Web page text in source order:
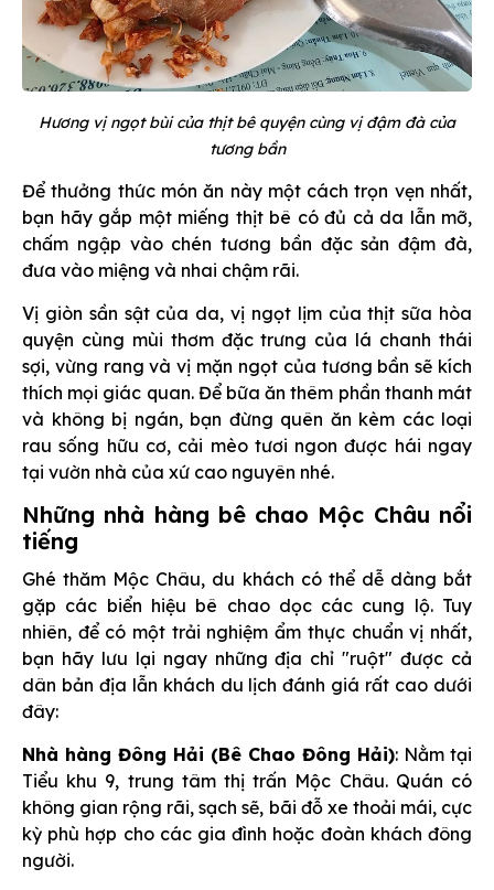
Hương vị ngọt bùi của thịt bê quyện cùng vị đậm đà của
tương bần
Để thưởng thức món ăn này một cách trọn vẹn nhất,
bạn hãy gắp một miếng thịt bê có đủ cả da lẫn mỡ,
chấm ngập vào chén tương bần đặc sản đậm đà,
đưa vào miệng và nhai chậm rãi.
Vị giòn sần sật của da, vị ngọt lịm của thịt sữa hòa
quyện cùng mùi thơm đặc trưng của lá chanh thái
sợi, vừng rang và vị mặn ngọt của tương bần sẽ kích
thích mọi giác quan. Để bữa ăn thêm phần thanh mát
và không bị ngán, bạn đừng quên ăn kèm các loại
rau sống hữu cơ, cải mèo tươi ngon được hái ngay
tại vườn nhà của xứ cao nguyên nhé.
Những nhà hàng bê chao Mộc Châu nổi
tiếng
Ghé thăm Mộc Châu, du khách có thể dễ dàng bắt
gặp các biển hiệu bê chao dọc các cung lộ. Tuy
nhiên, để có một trải nghiệm ẩm thực chuẩn vị nhất,
bạn hãy lưu lại ngay những địa chỉ "ruột" được cả
dân bản địa lẫn khách du lịch đánh giá rất cao dưới
đây:
Nhà hàng Đông Hải (Bê Chao Đông Hải): Nằm tại
Tiểu khu 9, trung tâm thị trấn Mộc Châu. Quán có
không gian rộng rãi, sạch sẽ, bãi đỗ xe thoải mái, cực
kỳ phù hợp cho các gia đình hoặc đoàn khách đông
người.